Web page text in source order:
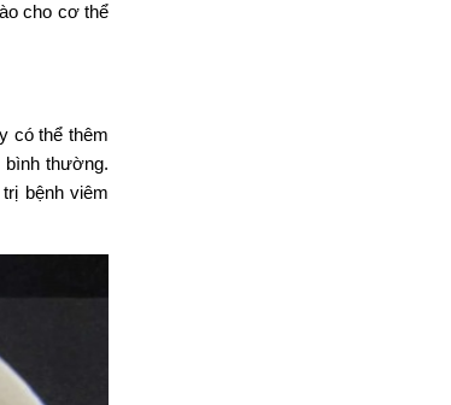
cho cơ thể
có thể thêm
thường.
bệnh viêm